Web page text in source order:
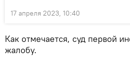
17 апреля 2023, 10:40
Как отмечается, суд первой
жалобу.